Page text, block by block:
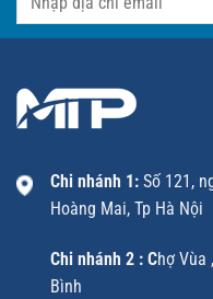
Chi nhánh 1: Số 121,
Hoàng Mai, Tp Hà Nội
Chi nhánh 2 : Chợ Vùa
Bình